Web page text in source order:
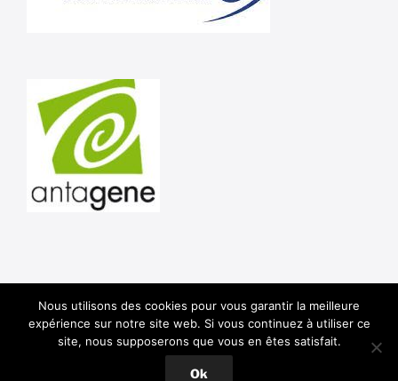
Shar Pei Club de France © 2020 - Mentions Légales-
Politique de confidentialité
Nous utilisons des cookies pour vous garantir la meilleure
expérience sur notre site web. Si vous continuez à utiliser ce
site, nous supposerons que vous en êtes satisfait.
Ok